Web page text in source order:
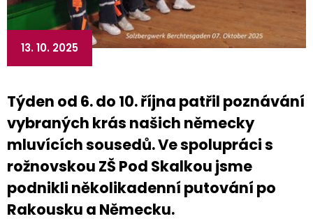
13. 10. 2025
Týden od 6. do 10. října patřil poznávání
vybraných krás našich německy
mluvících sousedů. Ve spolupráci s
rožnovskou ZŠ Pod Skalkou jsme
podnikli několikadenní putování po
Rakousku a Německu.